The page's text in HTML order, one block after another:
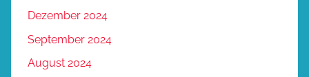
Dezember 2024
September 2024
August 2024